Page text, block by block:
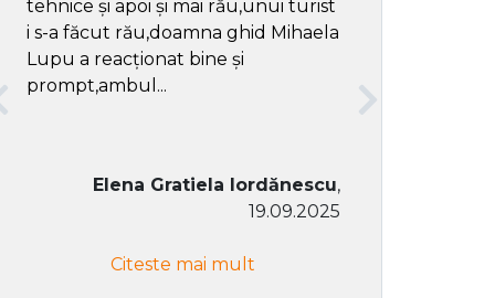
tehnice și apoi și mai rău,unui turist
i s-a făcut rău,doamna ghid Mihaela
Lupu a reacționat bine și
prompt,ambul...
Elena Gratiela Iordănescu,
19.09.2025
Citeste mai mult